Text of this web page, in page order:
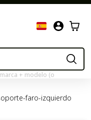
+ modelo (o
faro-izquierdo